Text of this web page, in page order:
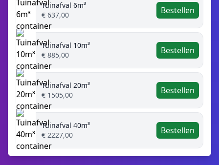
Tuinafval 6m³
€ 637,00
Bestellen
Tuinafval 10m³
€ 885,00
Bestellen
Tuinafval 20m³
€ 1505,00
Bestellen
Tuinafval 40m³
€ 2227,00
Bestellen